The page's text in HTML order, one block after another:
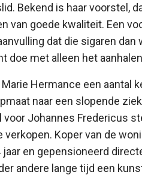
Bekend is haar voorstel,
van goede kwaliteit. Een
dat die sigaren
doe met alleen het
Hermance een aantal
naar een slopende
voor Johannes Fredericus
Koper van de
en gepensioneerd
andere lange tijd een